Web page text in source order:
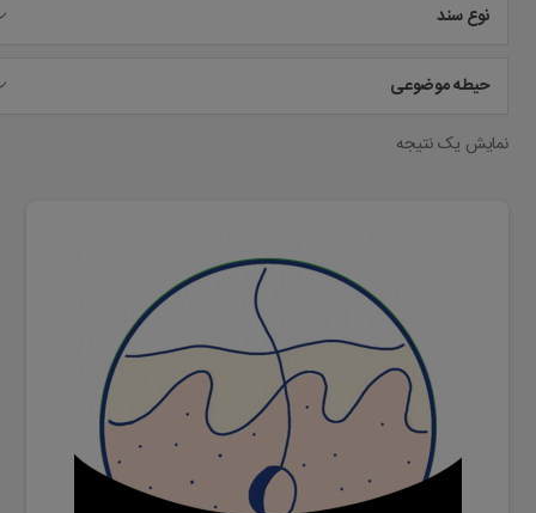
نوع سند
حیطه موضوعی
نمایش یک نتیجه